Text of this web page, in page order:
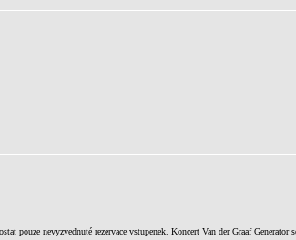
pouze nevyzvednuté rezervace vstupenek. Koncert Van der Graaf